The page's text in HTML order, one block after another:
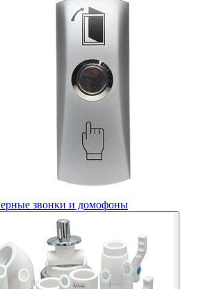
звонки и домофоны